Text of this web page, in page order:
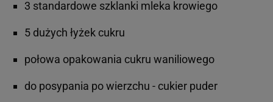
3 standardowe szklanki mleka krowiego
5 dużych łyżek cukru
połowa opakowania cukru waniliowego
do posypania po wierzchu - cukier puder